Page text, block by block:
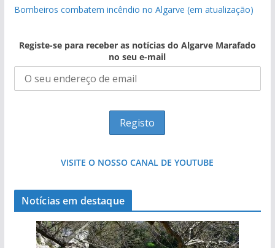
Bombeiros combatem incêndio no Algarve (em atualização)
Registe-se para receber as notícias do Algarve Marafado
no seu e-mail
VISITE O NOSSO CANAL DE YOUTUBE
Notícias em destaque